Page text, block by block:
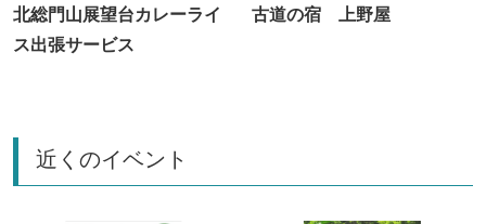
北総門山展望台カレーライ
ス出張サービス
古道の宿 上野屋
近くのイベント